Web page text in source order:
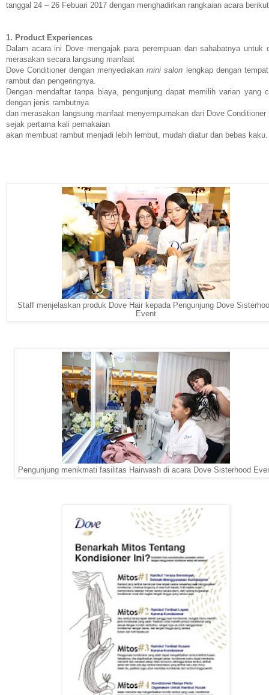
tanggal 24 – 26 Febuari 2017 dengan menghadirkan rangkaian acara
1. Product Experiences
Dalam acara ini Dove mengajak para perempuan dan sahabatnya untuk
merasakan secara langsung manfaat
Dove Conditioner dengan menyediakanmini salon lengkap dengan
rambut dan pengeringnya.
Dengan mendaftar tanpa biaya, pengunjung dapat memilih varian yang
dengan jenis rambutnya
dan merasakan langsung manfaat menyempurnakan dari Dove Conditioner
sejak pertama kali pemakaian
akan membuat rambut menjadi lebih lembut, mudah diatur dan bebas kaku.
Staff menjelaskan produk Dove Hair kepada Pengunjung Dove
Event
Pengunjung menikmati fasilitas Hairwash di acara Dove Sisterhood